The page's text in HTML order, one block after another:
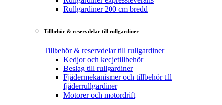
Rullgardiner 200 cm bredd
Tillbehör & reservdelar till rullgardiner
Tillbehör & reservdelar till rullgardiner
Kedjor och kedjetillbehör
Beslag till rullgardiner
Fjädermekanismer och tillbehör till
fjäderrullgardiner
Motorer och motordrift